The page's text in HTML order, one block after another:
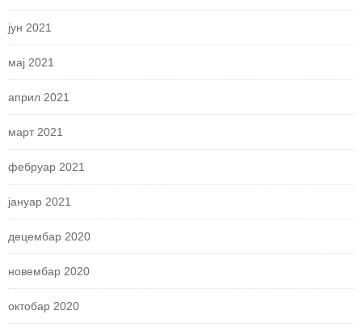
јун 2021
мај 2021
април 2021
март 2021
фебруар 2021
јануар 2021
децембар 2020
новембар 2020
октобар 2020